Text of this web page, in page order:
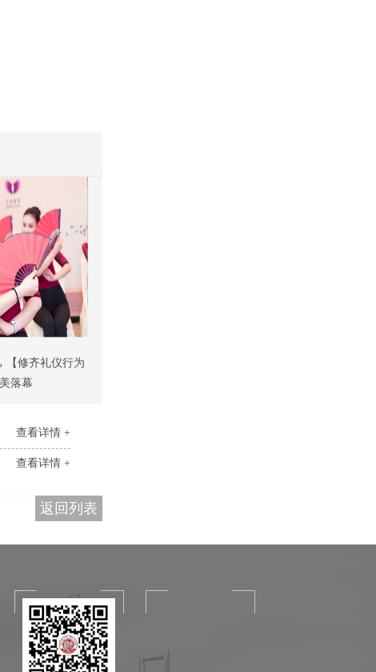
【修齐礼仪行为
落幕
查看详情 +
查看详情 +
返回列表